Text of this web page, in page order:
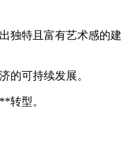
独特且富有艺术感的建
的可持续发展。
转型。